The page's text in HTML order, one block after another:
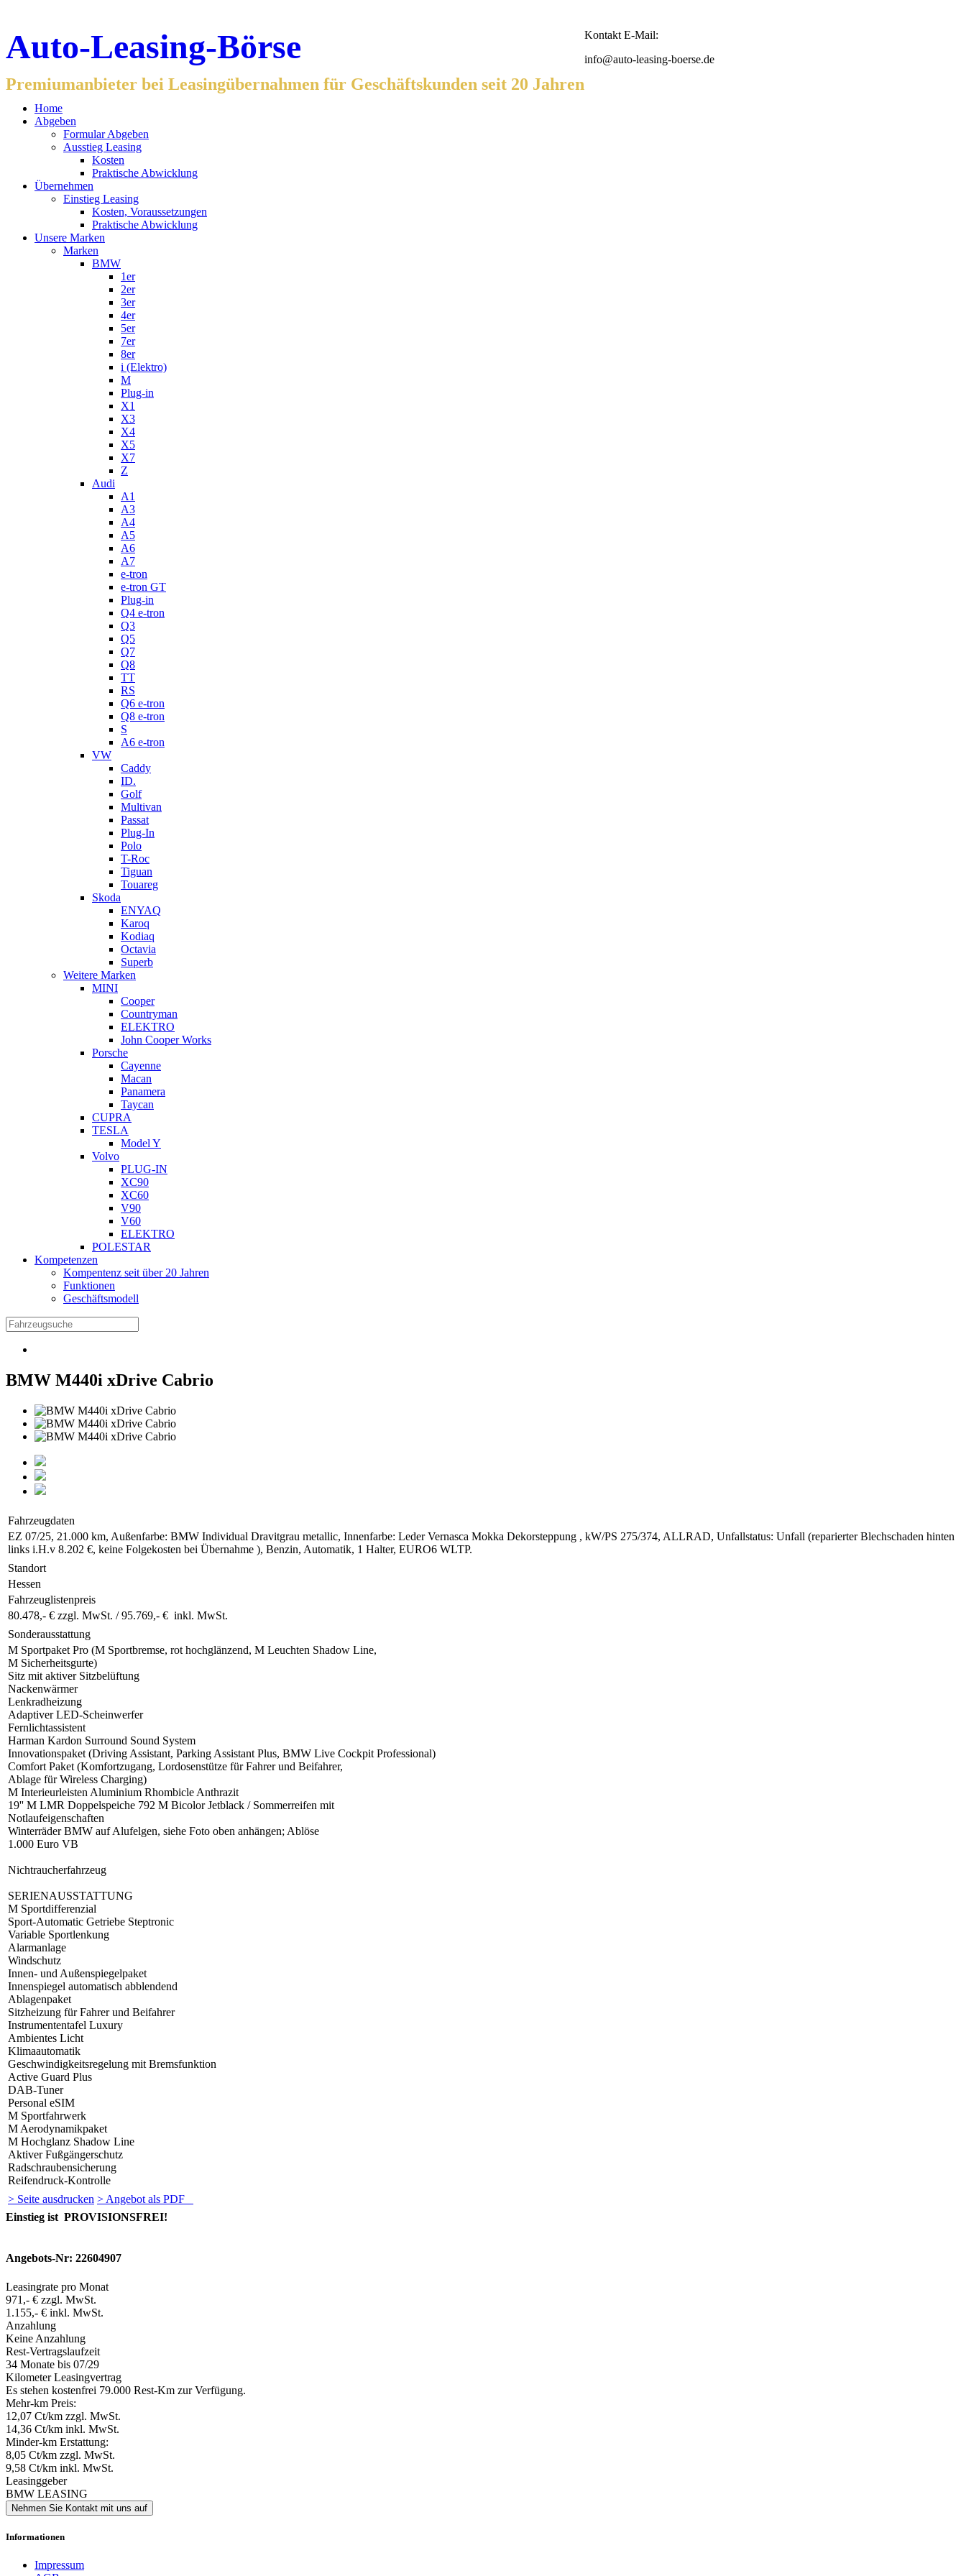
Auto-Leasing-Börse
Premiumanbieter bei Leasingübernahmen für Geschäftskunden seit 20 Jahren
Kontakt E-Mail:
info@auto-leasing-boerse.de
Home
Abgeben
Formular Abgeben
Ausstieg Leasing
Kosten
Praktische Abwicklung
Übernehmen
Einstieg Leasing
Kosten, Voraussetzungen
Praktische Abwicklung
Unsere Marken
Marken
BMW
1er
2er
3er
4er
5er
7er
8er
i (Elektro)
M
Plug-in
X1
X3
X4
X5
X7
Z
Audi
A1
A3
A4
A5
A6
A7
e-tron
e-tron GT
Plug-in
Q4 e-tron
Q3
Q5
Q7
Q8
TT
RS
Q6 e-tron
Q8 e-tron
S
A6 e-tron
VW
Caddy
ID.
Golf
Multivan
Passat
Plug-In
Polo
T-Roc
Tiguan
Touareg
Skoda
ENYAQ
Karoq
Kodiaq
Octavia
Superb
Weitere Marken
MINI
Cooper
Countryman
ELEKTRO
John Cooper Works
Porsche
Cayenne
Macan
Panamera
Taycan
CUPRA
TESLA
Model Y
Volvo
PLUG-IN
XC90
XC60
V90
V60
ELEKTRO
POLESTAR
Kompetenzen
Kompentenz seit über 20 Jahren
Funktionen
Geschäftsmodell
BMW M440i xDrive Cabrio
Fahrzeugdaten
EZ 07/25, 21.000 km, Außenfarbe: BMW Individual Dravitgrau metallic, Innenfarbe: Leder Vernasca Mokka Dekorsteppung , kW/PS 275/374, ALLRAD, Unfallstatus: Unfall (reparierter Blechschaden hinten
links i.H.v 8.202 €, keine Folgekosten bei Übernahme ), Benzin, Automatik, 1 Halter, EURO6 WLTP.
Standort
Hessen
Fahrzeuglistenpreis
80.478,- € zzgl. MwSt. /95.769,- € inkl. MwSt.
Sonderausstattung
M Sportpaket Pro (M Sportbremse, rot hochglänzend, M Leuchten Shadow Line,
M Sicherheitsgurte)
Sitz mit aktiver Sitzbelüftung
Nackenwärmer
Lenkradheizung
Adaptiver LED-Scheinwerfer
Fernlichtassistent
Harman Kardon Surround Sound System
Innovationspaket (Driving Assistant, Parking Assistant Plus, BMW Live Cockpit Professional)
Comfort Paket (Komfortzugang, Lordosenstütze für Fahrer und Beifahrer,
Ablage für Wireless Charging)
M Interieurleisten Aluminium Rhombicle Anthrazit
19'' M LMR Doppelspeiche 792 M Bicolor Jetblack / Sommerreifen mit
Notlaufeigenschaften
Winterräder BMW auf Alufelgen, siehe Foto oben anhängen; Ablöse
1.000 Euro VB
Nichtraucherfahrzeug
SERIENAUSSTATTUNG
M Sportdifferenzial
Sport-Automatic Getriebe Steptronic
Variable Sportlenkung
Alarmanlage
Windschutz
Innen- und Außenspiegelpaket
Innenspiegel automatisch abblendend
Ablagenpaket
Sitzheizung für Fahrer und Beifahrer
Instrumententafel Luxury
Ambientes Licht
Klimaautomatik
Geschwindigkeitsregelung mit Bremsfunktion
Active Guard Plus
DAB-Tuner
Personal eSIM
M Sportfahrwerk
M Aerodynamikpaket
M Hochglanz Shadow Line
Aktiver Fußgängerschutz
Radschraubensicherung
Reifendruck-Kontrolle
> Seite ausdrucken > Angebot als PDF
Einstieg ist PROVISIONSFREI!
Angebots-Nr: 22604907
Leasingrate pro Monat
971,- € zzgl. MwSt.
1.155,- € inkl. MwSt.
Anzahlung
Keine Anzahlung
Rest-Vertragslaufzeit
34 Monate bis 07/29
Kilometer Leasingvertrag
Es stehen kostenfrei 79.000 Rest-Km zur Verfügung.
Mehr-km Preis:
12,07 Ct/km zzgl. MwSt.
14,36 Ct/km inkl. MwSt.
Minder-km Erstattung:
8,05 Ct/km zzgl. MwSt.
9,58 Ct/km inkl. MwSt.
Leasinggeber
BMW LEASING
Nehmen Sie Kontakt mit uns auf
Informationen
Impressum